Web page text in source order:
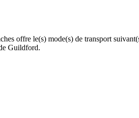
offre le(s) mode(s) de transport
Guildford.